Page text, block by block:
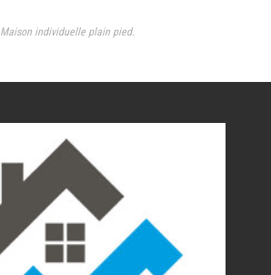
Maison individuelle plain pied.